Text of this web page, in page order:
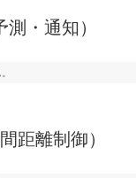
見えにくい場所に潜む
テムなどが装備されて
・通知）
距離制御）